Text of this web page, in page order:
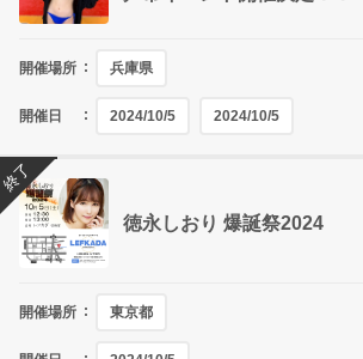
開催場所 兵庫県
開催日 2024/10/5 2024/10/5
徳永しおり 爆誕祭2024
開催場所 東京都
終了